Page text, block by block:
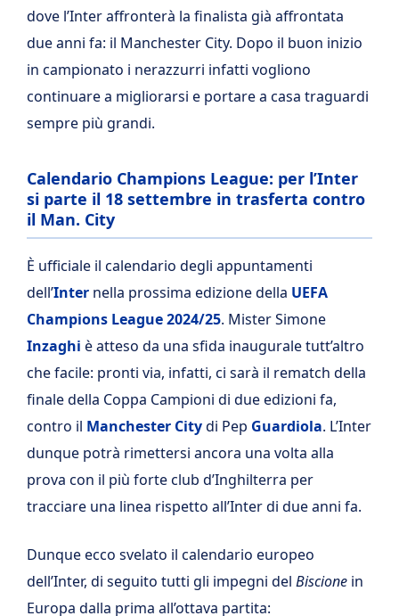
dove l’Inter affronterà la finalista già affrontata
due anni fa: il Manchester City. Dopo il buon inizio
in campionato i nerazzurri infatti vogliono
continuare a migliorarsi e portare a casa traguardi
sempre più grandi.
Calendario Champions League: per l’Inter
si parte il 18 settembre in trasferta contro
il Man. City
È ufficiale il calendario degli appuntamenti
dell’Inter nella prossima edizione della UEFA
Champions League 2024/25. Mister Simone
Inzaghi è atteso da una sfida inaugurale tutt’altro
che facile: pronti via, infatti, ci sarà il rematch della
finale della Coppa Campioni di due edizioni fa,
contro il Manchester Citydi Pep Guardiola. L’Inter
dunque potrà rimettersi ancora una volta alla
prova con il più forte club d’Inghilterra per
tracciare una linea rispetto all’Inter di due anni fa.
Dunque ecco svelato il calendario europeo
dell’Inter, di seguito tutti gli impegni del Biscione in
Europa dalla prima all’ottava partita: